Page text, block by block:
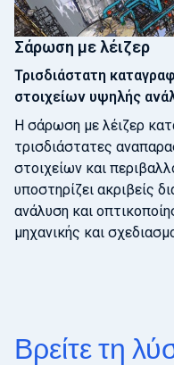
Σάρωση με λέιζερ
Τρισδιάστατη
στοιχείων υψηλής
Η σάρωση με λέιζερ
τρισδιάστατες
στοιχείων και
υποστηρίζει ακριβείς
ανάλυση και
μηχανικής και
Βρείτε τη